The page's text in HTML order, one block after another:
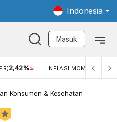
Indonesia
Masuk
2,42% INFLASI MOM (MAR)
Konsumen & Kesehatan